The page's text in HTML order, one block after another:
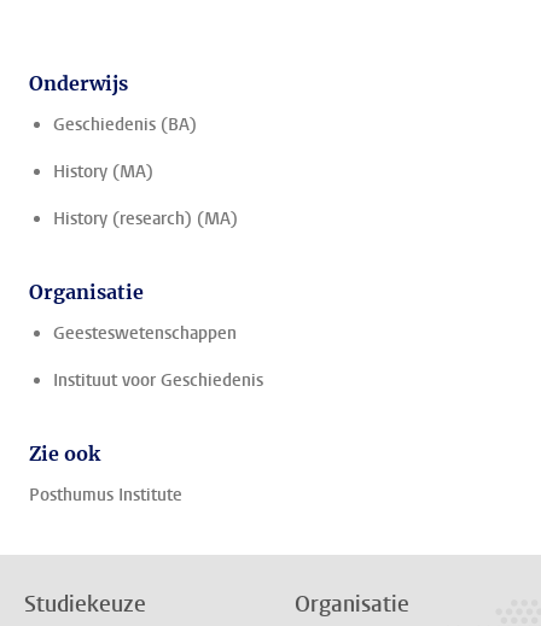
Onderwijs
Geschiedenis (BA)
History (MA)
History (research) (MA)
Organisatie
Geesteswetenschappen
Instituut voor Geschiedenis
Zie ook
Posthumus Institute
Studiekeuze Organisatie